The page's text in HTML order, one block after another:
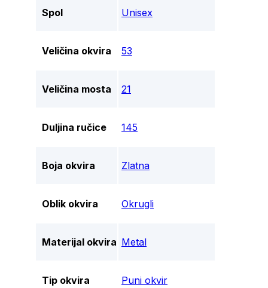
Spol Unisex
Veličina okvira 53
Veličina mosta 21
Duljina ručice 145
Boja okvira Zlatna
Oblik okvira Okrugli
Materijal okvira Metal
Tip okvira Puni okvir